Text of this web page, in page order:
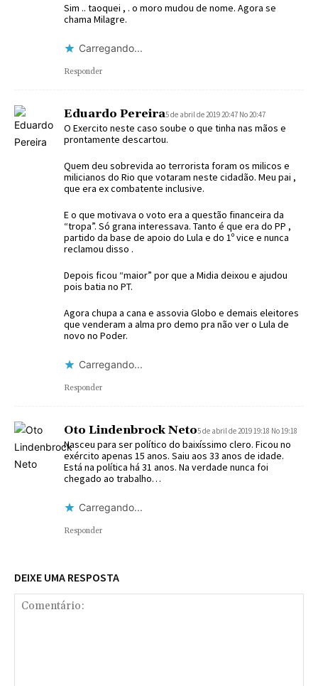
Sim .. taoquei , . o moro mudou de nome. Agora se
chama Milagre.
Carregando...
Responder
Eduardo Pereira5 de abril de 2019 20:47 No 20:47
O Exercito neste caso soube o que tinha nas mãos e
prontamente descartou.
Quem deu sobrevida ao terrorista foram os milicos e
milicianos do Rio que votaram neste cidadão. Meu pai ,
que era ex combatente inclusive.
E o que motivava o voto era a questão financeira da
“tropa”. Só grana interessava. Tanto é que era do PP ,
partido da base de apoio do Lula e do 1º vice e nunca
reclamou disso .
Depois ficou “maior” por que a Midia deixou e ajudou
pois batia no PT.
Agora chupa a cana e assovia Globo e demais eleitores
que venderam a alma pro demo pra não ver o Lula de
novo no Poder.
Carregando...
Responder
Oto Lindenbrock Neto5 de abril de 2019 19:18 No 19:18
Nasceu para ser político do baixíssimo clero. Ficou no
exército apenas 15 anos. Saiu aos 33 anos de idade.
Está na política há 31 anos. Na verdade nunca foi
chegado ao trabalho…
Carregando...
Responder
DEIXE UMA RESPOSTA